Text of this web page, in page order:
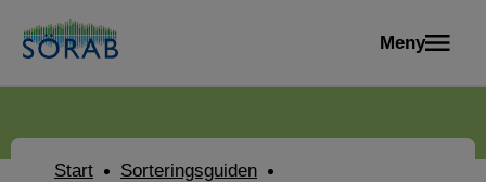
Meny
Start
Sorteringsguiden